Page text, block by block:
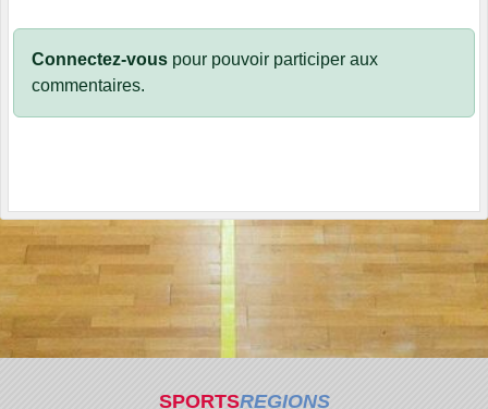
Connectez-vous pour pouvoir participer aux
commentaires.
SPORTSREGIONS